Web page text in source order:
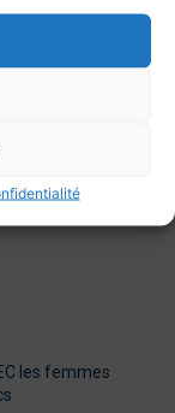
des
les femmes